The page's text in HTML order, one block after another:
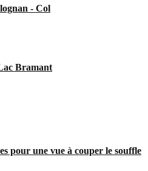
- Col
Bramant
pour une vue à couper le souffle